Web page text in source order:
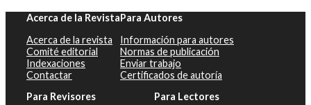
Acerca de la Revista
Acerca de la revista
Comité editorial
Indexaciones
Contactar
Para Autores
Información para autores
Normas de publicación
Enviar trabajo
Certificados de autoría
Para Revisores
Para Lectores